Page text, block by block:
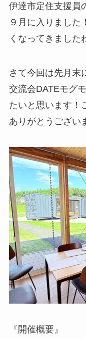
伊達市定住支援員
９月に入りました
くなってきました
さて今回は先月末
交流会DATEモグ
たいと思います！
ありがとうござい
『開催概要』